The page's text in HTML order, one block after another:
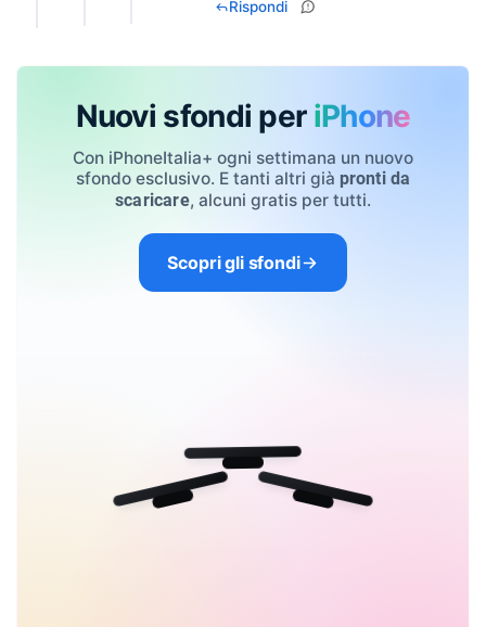
Rispondi
Nuovi sfondi per iPhone
Con iPhoneItalia+ ogni settimana un nuovo
sfondo esclusivo. E tanti altri già pronti da
scaricare, alcuni gratis per tutti.
Scopri gli sfondi